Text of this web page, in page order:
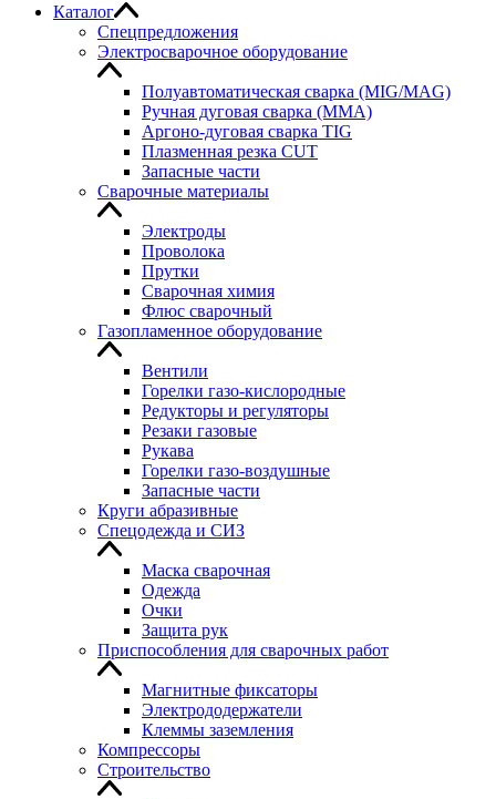
Каталог
Спецпредложения
Электросварочное оборудование
Полуавтоматическая сварка (MIG/MAG)
Ручная дуговая сварка (MMA)
Аргоно-дуговая сварка TIG
Плазменная резка CUT
Запасные части
Сварочные материалы
Электроды
Проволока
Прутки
Сварочная химия
Флюс сварочный
Газопламенное оборудование
Вентили
Горелки газо-кислородные
Редукторы и регуляторы
Резаки газовые
Рукава
Горелки газо-воздушные
Запасные части
Круги абразивные
Спецодежда и СИЗ
Маска сварочная
Одежда
Очки
Защита рук
Приспособления для сварочных работ
Магнитные фиксаторы
Электрододержатели
Клеммы заземления
Компрессоры
Строительство